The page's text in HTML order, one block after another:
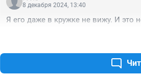
8 декабря 2024, 13:40
Я его даже в кружке не вижу. И это